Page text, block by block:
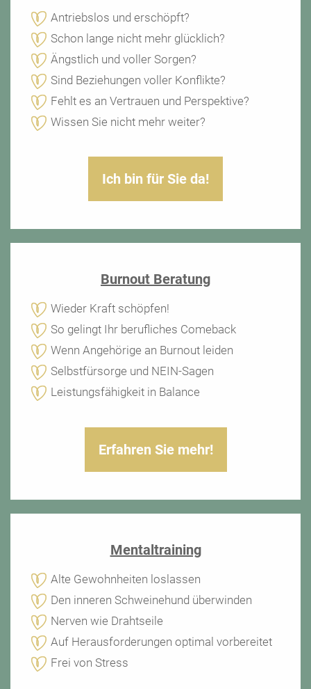
Antriebslos und erschöpft?
Schon lange nicht mehr glücklich?
Ängstlich und voller Sorgen?
Sind Beziehungen voller Konflikte?
Fehlt es an Vertrauen und Perspektive?
Wissen Sie nicht mehr weiter?
Ich bin für Sie da!
Burnout Beratung
Wieder Kraft schöpfen!
So gelingt Ihr berufliches Comeback
Wenn Angehörige an Burnout leiden
Selbstfürsorge und NEIN-Sagen
Leistungsfähigkeit in Balance
Erfahren Sie mehr!
Mentaltraining
Alte Gewohnheiten loslassen
Den inneren Schweinehund überwinden
Nerven wie Drahtseile
Auf Herausforderungen optimal vorbereitet
Frei von Stress